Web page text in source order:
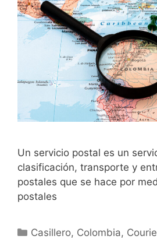
Un servicio postal es un
clasificación, transporte y
postales que se hace por
postales
Casillero, Colombia,